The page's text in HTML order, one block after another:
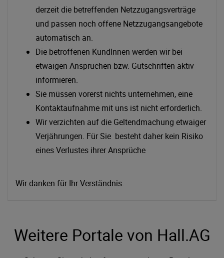
derzeit die betreffenden Netzzugangsverträge
und passen noch offene Netzzugangsangebote
automatisch an.
Die betroffenen KundInnen werden wir bei
etwaigen Ansprüchen bzw. Gutschriften aktiv
informieren.
Sie müssen vorerst nichts unternehmen, eine
Kontaktaufnahme mit uns ist nicht erforderlich.
Wir verzichten auf die Geltendmachung etwaiger
Verjährungen. Für Sie besteht daher kein Risiko
eines Verlustes ihrer Ansprüche
Wir danken für Ihr Verständnis.
Weitere Portale von Hall.AG